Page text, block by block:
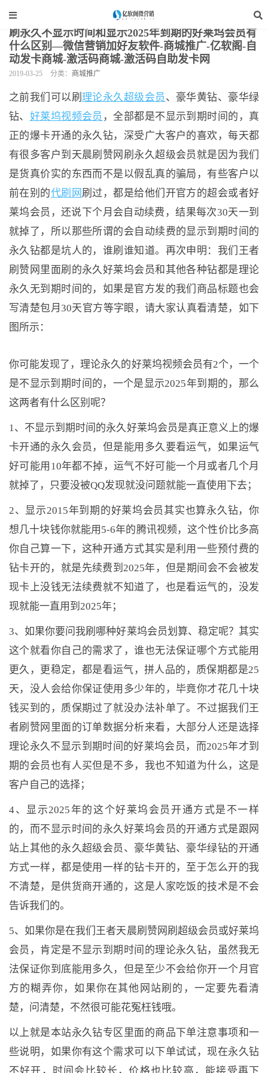
当前位置： 网站装修 > 商城推广
刷永久不显示时间和显示2025年到期的好莱坞会员有
什么区别—微信营销加好友软件-商城推广-亿软阁-自
动发卡商城-激活码商城-激活码自助发卡网
2019-03-25 分类： 商城推广
之前我们可以刷理论永久超级会员 、豪华黄钻、豪华绿
钻、 好莱坞视频会员 ，全部都是不显示到期时间的，真
正的爆卡开通的永久钻，深受广大客户的喜欢，每天都
有很多客户到天晨刷赞网刷永久超级会员就是因为我们
是货真价实的东西而不是以假乱真的骗局，有些客户以
前在别的代刷网 刷过，都是给他们开官方的超会或者好
莱坞会员，还说下个月会自动续费，结果每次30天一到
就掉了，所以那些所谓的会自动续费的显示到期时间的
永久钻都是坑人的，谁刷谁知道。再次申明：我们王者
刷赞网里面刷的永久好莱坞会员和其他各种钻都是理论
永久无到期时间的，如果是官方发的我们商品标题也会
写清楚包月30天官方等字眼，请大家认真看清楚，如下
图所示：
你可能发现了，理论永久的好莱坞视频会员有2个，一个
是不显示到期时间的，一个是显示2025年到期的，那么
这两者有什么区别呢？
1、不显示到期时间的永久好莱坞会员是真正意义上的爆
卡开通的永久会员，但是能用多久要看运气，如果运气
好可能用10年都不掉，运气不好可能一个月或者几个月
就掉了，只要没被QQ发现就没问题就能一直使用下去；
2、显示2015年到期的好莱坞会员其实也算永久钻，你
想几十块钱你就能用5-6年的腾讯视频，这个性价比多高
你自己算一下，这种开通方式其实是利用一些预付费的
钻卡开的，就是先续费到2025年，但是期间会不会被发
现卡上没钱无法续费就不知道了，也是看运气的，没发
现就能一直用到2025年；
3、如果你要问我刷哪种好莱坞会员划算、稳定呢？其实
这个就看你自己的需求了，谁也无法保证哪个方式能用
更久，更稳定，都是看运气，拼人品的，质保期都是25
天，没人会给你保证使用多少年的，毕竟你才花几十块
钱买到的，质保期过了就没办法补单了。不过据我们王
者刷赞网里面的订单数据分析来看，大部分人还是选择
理论永久不显示到期时间的好莱坞会员，而2025年才到
期的会员也有人买但是不多，我也不知道为什么，这是
客户自己的选择；
4、显示2025年的这个好莱坞会员开通方式是不一样
的，而不显示时间的永久好莱坞会员的开通方式是跟网
站上其他的永久超级会员、豪华黄钻、豪华绿钻的开通
方式一样，都是使用一样的钻卡开的，至于怎么开的我
不清楚，是供货商开通的，这是人家吃饭的技术是不会
告诉我们的。
5、如果你是在我们王者天晨刷赞网刷超级会员或好莱坞
会员，肯定是不显示到期时间的理论永久钻，虽然我无
法保证你到底能用多久，但是至少不会给你开一个月官
方的糊弄你，如果你在其他网站刷的，一定要先看清
楚，问清楚，不然很可能花冤枉钱哦。
以上就是本站永久钻专区里面的商品下单注意事项和一
些说明，如果你有这个需求可以下单试试，现在永久钻